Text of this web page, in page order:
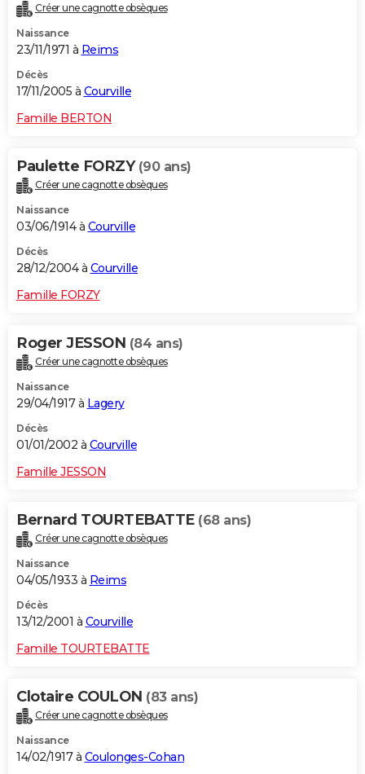
Créer une cagnotte obsèques
Naissance
23/11/1971 à Reims
Décès
17/11/2005 à Courville
Famille BERTON
Paulette FORZY (90 ans)
Créer une cagnotte obsèques
Naissance
03/06/1914 à Courville
Décès
28/12/2004 à Courville
Famille FORZY
Roger JESSON (84 ans)
Créer une cagnotte obsèques
Naissance
29/04/1917 à Lagery
Décès
01/01/2002 à Courville
Famille JESSON
Bernard TOURTEBATTE (68 ans)
Créer une cagnotte obsèques
Naissance
04/05/1933 à Reims
Décès
13/12/2001 à Courville
Famille TOURTEBATTE
Clotaire COULON (83 ans)
Créer une cagnotte obsèques
Naissance
14/02/1917 à Coulonges-Cohan